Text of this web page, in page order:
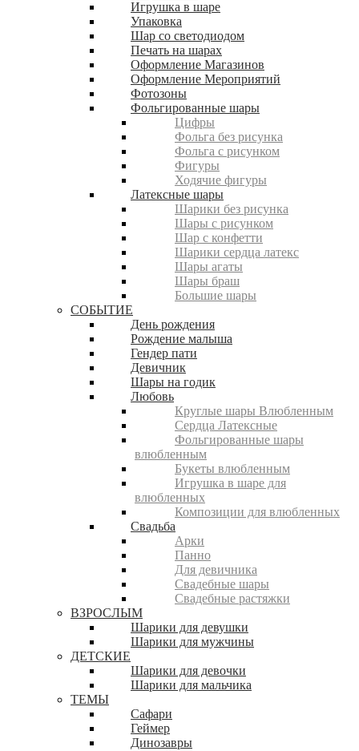
Игрушка в шаре
Упаковка
Шар со светодиодом
Печать на шарах
Оформление Магазинов
Оформление Мероприятий
Фотозоны
Фольгированные шары
Цифры
Фольга без рисунка
Фольга с рисунком
Фигуры
Ходячие фигуры
Латексные шары
Шарики без рисунка
Шары с рисунком
Шар с конфетти
Шарики сердца латекс
Шары агаты
Шары браш
Большие шары
СОБЫТИЕ
День рождения
Рождение малыша
Гендер пати
Девичник
Шары на годик
Любовь
Круглые шары Влюбленным
Сердца Латексные
Фольгированные шары
влюбленным
Букеты влюбленным
Игрушка в шаре для
влюбленных
Композиции для влюбленных
Свадьба
Арки
Панно
Для девичника
Свадебные шары
Свадебные растяжки
ВЗРОСЛЫМ
Шарики для девушки
Шарики для мужчины
ДЕТСКИЕ
Шарики для девочки
Шарики для мальчика
ТЕМЫ
Сафари
Геймер
Динозавры